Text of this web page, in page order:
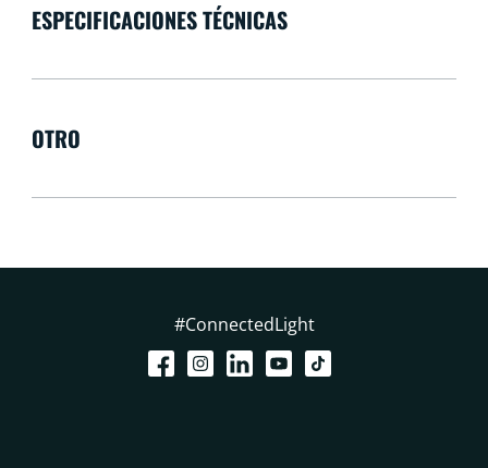
ESPECIFICACIONES TÉCNICAS
OTRO
#ConnectedLight